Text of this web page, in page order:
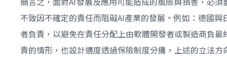
不致因不確定的責任而阻礙AI產業的發展。例如：德國
者負責，以避免在責任分配上由軟體開發者或製造商負
責的情形，也設計適度透過保險制度分攤，上述的立法